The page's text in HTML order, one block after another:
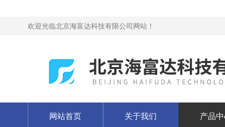
欢迎光临北京海富达科技有限公司网站！
网站首页 关于我们 产品